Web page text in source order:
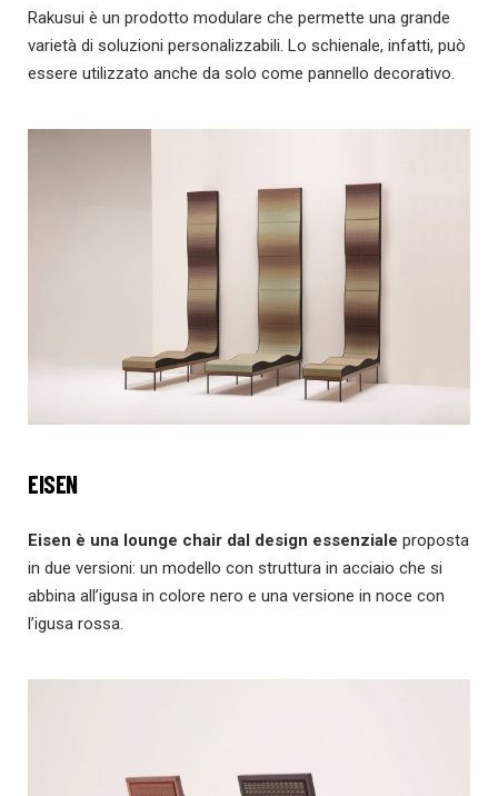
Rakusui è un prodotto modulare che permette una grande
varietà di soluzioni personalizzabili. Lo schienale, infatti, può
essere utilizzato anche da solo come pannello decorativo.
EISEN
Eisen è una lounge chair dal design essenziale proposta
in due versioni: un modello con struttura in acciaio che si
abbina all’igusa in colore nero e una versione in noce con
l’igusa rossa.